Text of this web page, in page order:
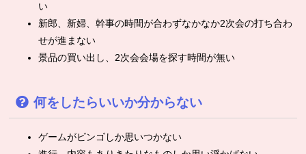
い
新郎、新婦、幹事の時間が合わずなかなか2次会の打ち合わ
せが進まない
景品の買い出し、2次会会場を探す時間が無い
何をしたらいいか分からない
ゲームがビンゴしか思いつかない